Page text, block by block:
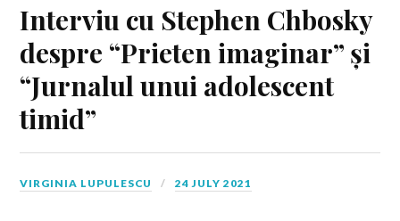
Interviu cu Stephen Chbosky
despre “Prieten imaginar” și
“Jurnalul unui adolescent
timid”
VIRGINIA LUPULESCU 24 JULY 2021